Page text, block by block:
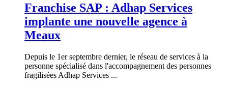
Franchise SAP : Adhap Services
implante une nouvelle agence à
Meaux
Depuis le 1er septembre dernier, le réseau de services à la
personne spécialisé dans l'accompagnement des personnes
fragilisées Adhap Services ...